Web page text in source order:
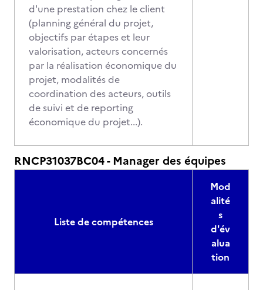
d'une prestation chez le client
(planning général du projet,
objectifs par étapes et leur
valorisation, acteurs concernés
par la réalisation économique du
projet, modalités de
coordination des acteurs, outils
de suivi et de reporting
économique du projet...).
RNCP31037BC04 - Manager des équipes
Liste de compétences
Mod
alité
s
d'év
alua
tion